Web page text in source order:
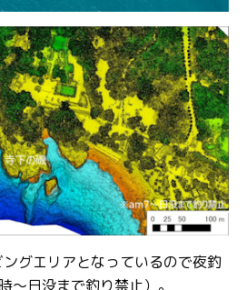
グエリアとなっているので夜釣
～日没まで釣り禁止）。